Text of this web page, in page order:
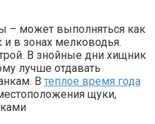
– может выполняться как
и в зонах мелководья.
В знойные дни хищник
лучше отдавать
В теплое время года
щуки,